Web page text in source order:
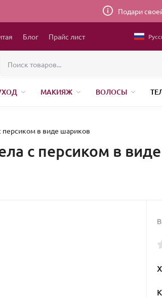
Подари
Блог Прайс лист
МАКИЯЖ ВОЛОСЫ
персиком в виде шариков
с персиком в